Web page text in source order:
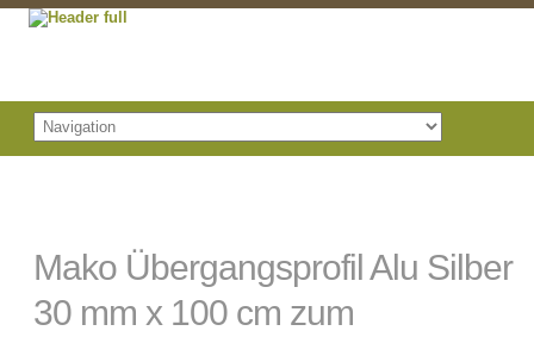
Mako Übergangsprofil Alu Silber
30 mm x 100 cm zum